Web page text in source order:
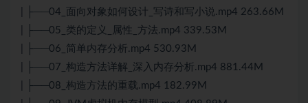
| ├──04_面向对象如何设计_写诗和写小说.mp4 263.66M
| ├──05_类的定义_属性_方法.mp4 339.53M
| ├──06_简单内存分析.mp4 530.93M
| ├──07_构造方法详解_深入内存分析.mp4 881.44M
| ├──08_构造方法的重载.mp4 182.99M